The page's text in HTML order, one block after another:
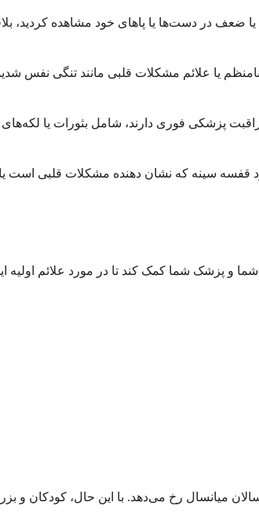
در دست‌ها یا پاهای خود مشاهده کردید،
یا علائم مشکلات قلبی مانند تنگی نفس
پزشکی فوری دارند، شامل بثورات یا
قفسه سینه که نشان دهنده مشکلات قلبی است
و پزشک شما کمک کند تا در مورد علائم اولیه
میانسال رخ می‌دهد. با این حال، کودکان و